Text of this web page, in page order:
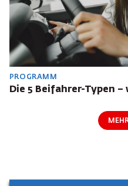
PROGRAMM
Die 5 Beifahrer-Typen –